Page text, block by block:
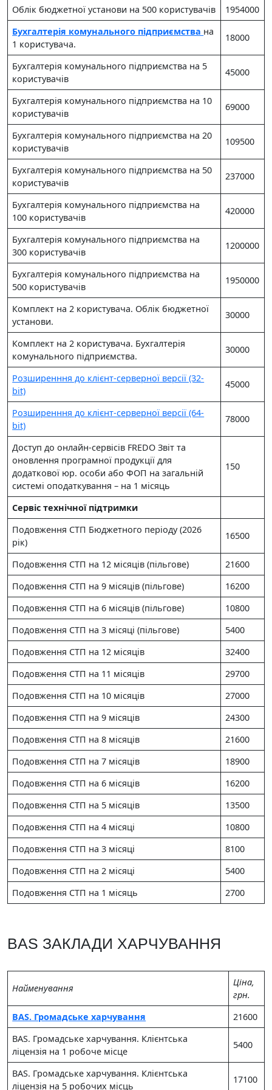
Облік бюджетної установи на 500 користувачів
1954000
Бухгалтерія комунального підприємства на
1 користувача.
18000
Бухгалтерія комунального підприємства на 5
користувачів
45000
Бухгалтерія комунального підприємства на 10
користувачів
69000
Бухгалтерія комунального підприємства на 20
користувачів
109500
Бухгалтерія комунального підприємства на 50
користувачів
237000
Бухгалтерія комунального підприємства на
100 користувачів
420000
Бухгалтерія комунального підприємства на
300 користувачів
1200000
Бухгалтерія комунального підприємства на
500 користувачів
1950000
Комплект на 2 користувача. Облік бюджетної
установи.
30000
Комплект на 2 користувача. Бухгалтерія
комунального підприємства.
30000
Розширенння до клієнт-серверної версії (32-
bit)
45000
Розширенння до клієнт-серверної версії (64-
bit)
78000
Доступ до онлайн-сервісів FREDO Звіт та
оновлення програмної продукції для
додаткової юр. особи або ФОП на загальній
системі оподаткування – на 1 місяць
150
Сервіс технічної підтримки
Подовження СТП Бюджетного періоду (2026
рік)
16500
Подовження СТП на 12 місяців (пільгове)
21600
Подовження СТП на 9 місяців (пільгове)
16200
Подовження СТП на 6 місяців (пільгове)
10800
Подовження СТП на 3 місяці (пільгове)
5400
Подовження СТП на 12 місяців
32400
Подовження СТП на 11 місяців
29700
Подовження СТП на 10 місяців
27000
Подовження СТП на 9 місяців
24300
Подовження СТП на 8 місяців
21600
Подовження СТП на 7 місяців
18900
Подовження СТП на 6 місяців
16200
Подовження СТП на 5 місяців
13500
Подовження СТП на 4 місяці
10800
Подовження СТП на 3 місяці
8100
Подовження СТП на 2 місяці
5400
Подовження СТП на 1 місяць
2700
BAS ЗАКЛАДИ ХАРЧУВАННЯ
Найменування
Цiна,
грн.
BAS. Громадське харчування
21600
BAS. Громадське харчування. Клієнтська
ліцензія на 1 робоче місце
5400
BAS. Громадське харчування. Клієнтська
ліцензія на 5 робочих місць
17100